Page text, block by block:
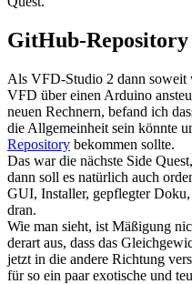
GitHub-Repository
Als VFD-Studio 2 dann soweit
VFD über einen Arduino
neuen Rechnern, befand ich
die Allgemeinheit sein könnte
Repository bekommen sollte.
Das war die nächste Side
dann soll es natürlich auch
GUI, Installer, gepflegter
dran.
Wie man sieht, ist Mäßigung
derart aus, dass das
jetzt in die andere Richtung
für so ein paar exotische und